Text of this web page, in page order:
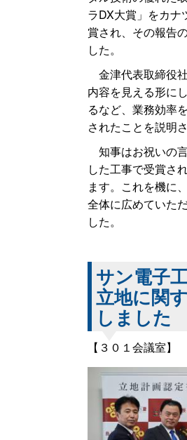
ラDX大賞」をカナ
賞され、その報告
した。
金津代表取締役
内容を見える形に
るなど、業務効率
されたことを説明
知事はお祝いの
した工事で受賞さ
ます。これを機に
全体に広めていた
した。
サン電子
立地に関
しました
【３０１会議室】